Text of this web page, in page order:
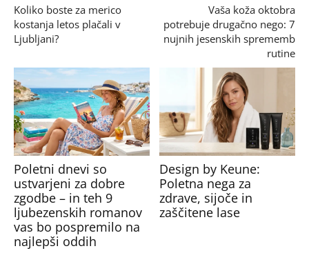
Koliko boste za merico
kostanja letos plačali v
Ljubljani?
Vaša koža oktobra
potrebuje drugačno nego: 7
nujnih jesenskih sprememb
rutine
Poletni dnevi so
ustvarjeni za dobre
zgodbe – in teh 9
ljubezenskih romanov
vas bo pospremilo na
najlepši oddih
Design by Keune:
Poletna nega za
zdrave, sijoče in
zaščitene lase